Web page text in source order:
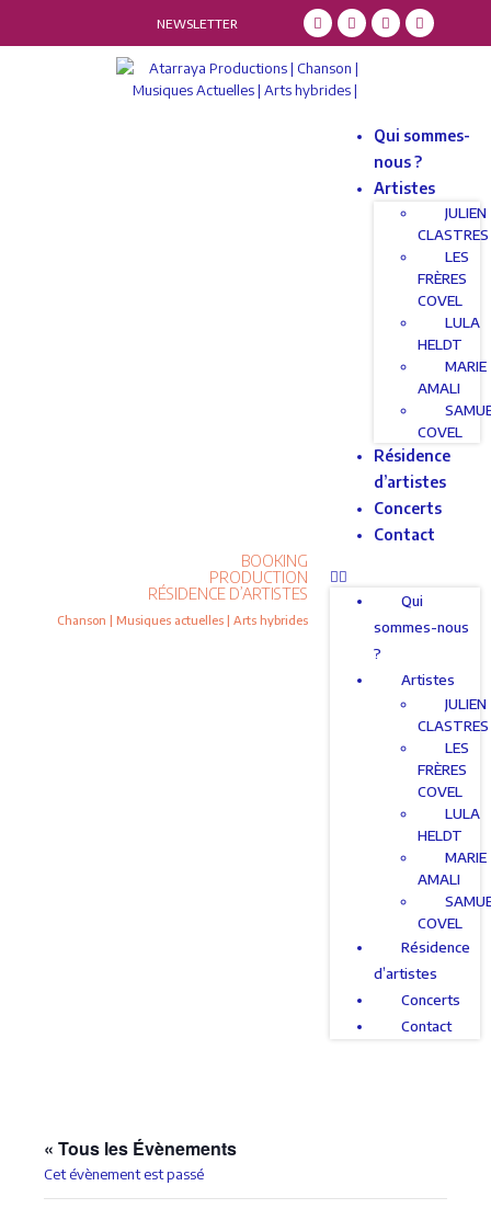
NEWSLETTER
BOOKING
PRODUCTION
RÉSIDENCE D’ARTISTES
Chanson | Musiques actuelles | Arts hybrides
Qui sommes-
nous ?
Artistes
JULIEN
CLASTRES
LES
FRÈRES
COVEL
LULA
HELDT
MARIE
AMALI
COVEL
Résidence
d’artistes
Concerts
Contact
Qui
sommes-nous
?
Artistes
JULIEN
CLASTRES
LES
FRÈRES
COVEL
LULA
HELDT
MARIE
AMALI
COVEL
Résidence
d’artistes
Concerts
Contact
« Tous les Évènements
Cet évènement est passé